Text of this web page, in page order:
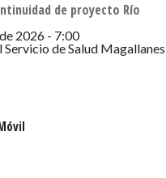
mental de los
entre la
Servicio de Salud
de proyecto Río
2026 - 7:00
de Salud Magallanes